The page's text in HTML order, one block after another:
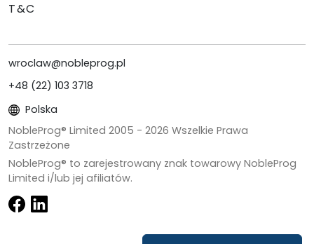
T&C
wroclaw@nobleprog.pl
+48 (22) 103 3718
Polska
NobleProg® Limited 2005 - 2026 Wszelkie Prawa
Zastrzeżone
NobleProg® to zarejestrowany znak towarowy NobleProg
Limited i/lub jej afiliatów.